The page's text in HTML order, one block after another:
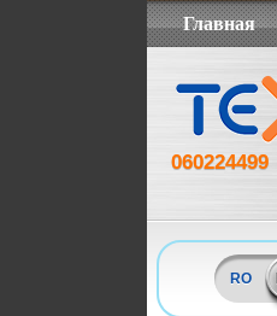
Главная
060224499
RO